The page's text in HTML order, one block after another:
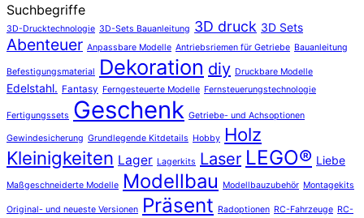
Suchbegriffe
3D-Drucktechnologie 3D-Sets Bauanleitung 3D druck 3D Sets
Abenteuer Anpassbare Modelle Antriebsriemen für Getriebe Bauanleitung
Befestigungsmaterial Dekoration diy Druckbare Modelle
Edelstahl. Fantasy Ferngesteuerte Modelle Fernsteuerungstechnologie
Fertigungssets Geschenk Getriebe- und Achsoptionen
Gewindesicherung Grundlegende Kitdetails Hobby Holz
Kleinigkeiten Lager Lagerkits Laser LEGO® Liebe
Maßgeschneiderte Modelle Modellbau Modellbauzubehör Montagekits
Original- und neueste Versionen Präsent Radoptionen RC-Fahrzeuge RC-